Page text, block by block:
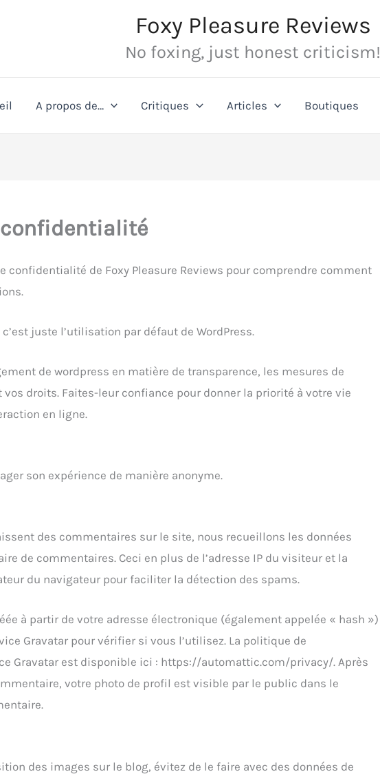
Foxy Pleasure Reviews
No foxing, just honest criticism!
A propos de… Critiques Articles Boutiques
confidentialité de Foxy Pleasure Reviews pour comprendre comment
juste l’utilisation par défaut de WordPress.
de wordpress en matière de transparence, les mesures de
vos droits. Faites-leur confiance pour donner la priorité à votre vie
en ligne.
son expérience de manière anonyme.
des commentaires sur le site, nous recueillons les données
de commentaires. Ceci en plus de l’adresse IP du visiteur et la
du navigateur pour faciliter la détection des spams.
à partir de votre adresse électronique (également appelée « hash »)
Gravatar pour vérifier si vous l’utilisez. La politique de
Gravatar est disponible ici : https://automattic.com/privacy/. Après
votre photo de profil est visible par le public dans le
des images sur le blog, évitez de le faire avec des données de